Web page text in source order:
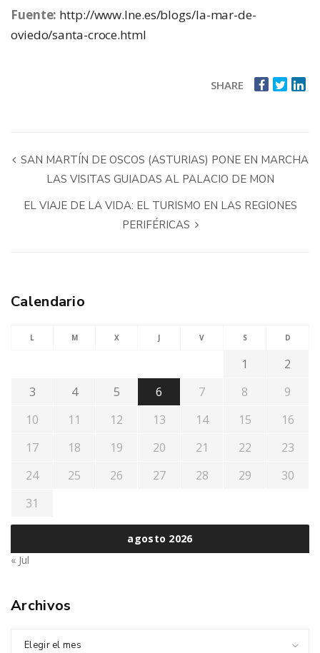
Fuente: http://www.lne.es/blogs/la-mar-de-
oviedo/santa-croce.html
SHARE
SAN MARTÍN DE OSCOS (ASTURIAS) PONE EN MARCHA
LAS VISITAS GUIADAS AL PALACIO DE MON
EL VIAJE DE LA VIDA: EL TURISMO EN LAS REGIONES
PERIFÉRICAS
Calendario
agosto 2026
L M X J V S D
1
2
3
4 5 6 7 8
9
10
11 12 13 14 15
16
17
18 19 20 21 22
23
24
25 26 27 28 29
30
31
« Jul
Archivos
Elegir el mes